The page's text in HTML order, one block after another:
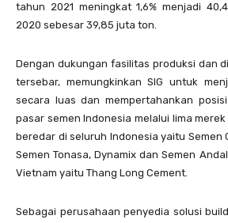
tahun 2021 meningkat 1,6% menjadi
2020 sebesar 39,85 juta ton.
Dengan dukungan fasilitas produksi dan
tersebar, memungkinkan SIG untuk
secara luas dan mempertahankan
pasar semen Indonesia melalui lima
beredar di seluruh Indonesia yaitu Semen
Semen Tonasa, Dynamix dan Semen
Vietnam yaitu Thang Long Cement.
Sebagai perusahaan penyedia solusi